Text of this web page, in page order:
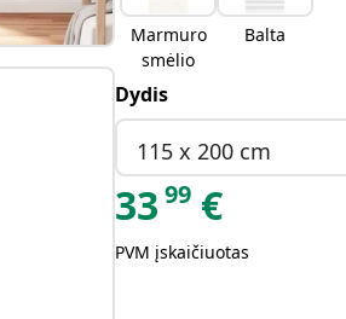
Marmuro
smėlio
Balta
Dydis
115 x 200 cm
33 99 €
PVM įskaičiuotas